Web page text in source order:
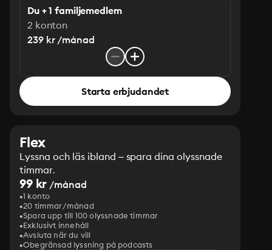
Du + 1 familjemedlem
2 konton
239 kr /månad
Starta erbjudandet
Flex
Lyssna och läs ibland – spara dina olyssnade
timmar.
99 kr /månad
1 konto
20 timmar/månad
Spara upp till 100 olyssnade timmar
Exklusivt innehåll
Avsluta när du vill
Obegränsad lyssning på podcasts